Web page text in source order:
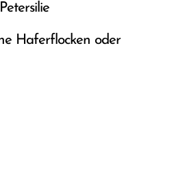
Haferflocken oder